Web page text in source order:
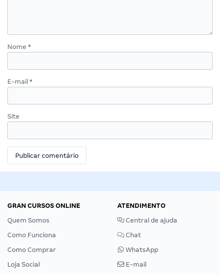
Nome *
E-mail *
Site
GRAN CURSOS ONLINE
Quem Somos
Como Funciona
Como Comprar
Loja Social
ATENDIMENTO
Central de ajuda
Chat
WhatsApp
E-mail